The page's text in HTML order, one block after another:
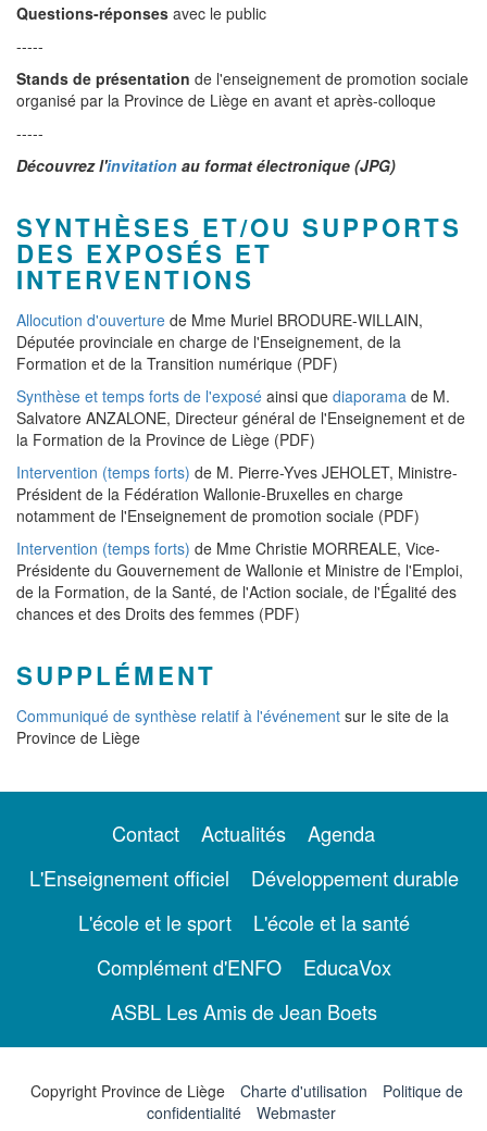
Questions-réponses avec le public
-----
Stands de présentation de l'enseignement de promotion sociale
organisé par la Province de Liège en avant et après-colloque
-----
Découvrez l'invitation au format électronique (JPG)
SYNTHÈSES ET/OU SUPPORTS
DES EXPOSÉS ET
INTERVENTIONS
Allocution d'ouverture de Mme Muriel BRODURE-WILLAIN,
Députée provinciale en charge de l'Enseignement, de la
Formation et de la Transition numérique (PDF)
Synthèse et temps forts de l'exposé ainsi que diaporama de M.
Salvatore ANZALONE, Directeur général de l'Enseignement et de
la Formation de la Province de Liège (PDF)
Intervention (temps forts) de M. Pierre-Yves JEHOLET, Ministre-
Président de la Fédération Wallonie-Bruxelles en charge
notamment de l'Enseignement de promotion sociale (PDF)
Intervention (temps forts) de Mme Christie MORREALE, Vice-
Présidente du Gouvernement de Wallonie et Ministre de l'Emploi,
de la Formation, de la Santé, de l'Action sociale, de l'Égalité des
chances et des Droits des femmes (PDF)
SUPPLÉMENT
Communiqué de synthèse relatif à l'événement sur le site de la
Province de Liège
Contact Actualités
Agenda
L'Enseignement officiel
Développement durable
L'école et le sport
L'école et la santé
Complément d'ENFO
EducaVox
ASBL Les Amis de Jean Boets
Copyright Province de Liège Charte d'utilisation
Politique de
confidentialité
Webmaster